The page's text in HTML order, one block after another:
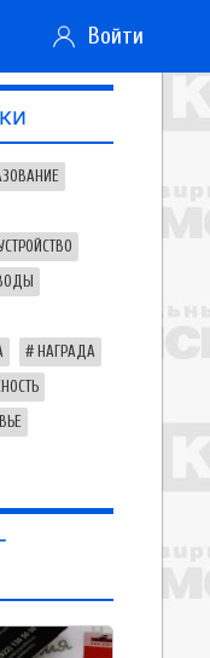
Войти
НАГРАДА